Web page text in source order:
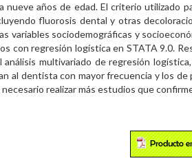
años de edad. El criterio utilizado
fluorosis dental y otras
sociodemográficas y
con regresión logística en STATA 9.0.
análisis multivariado de regresión
al dentista con mayor frecuencia y los
necesario realizar más estudios que